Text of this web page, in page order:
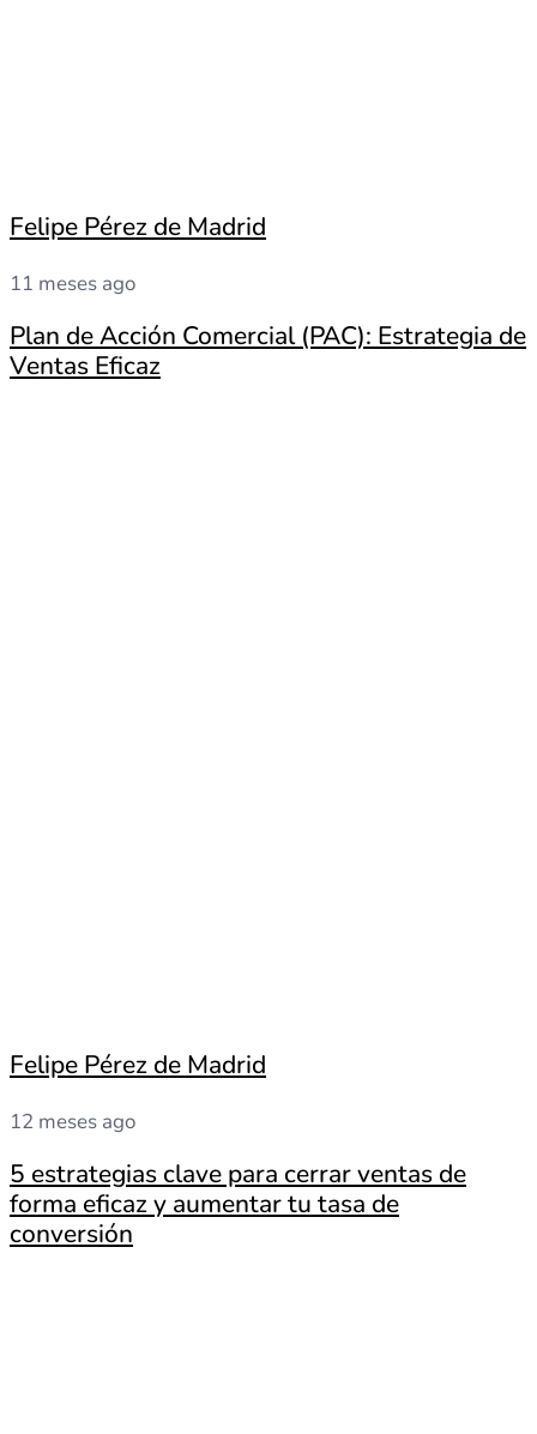
Felipe Pérez de Madrid
11 meses ago
Plan de Acción Comercial (PAC): Estrategia de
Ventas Eficaz
Felipe Pérez de Madrid
12 meses ago
5 estrategias clave para cerrar ventas de
forma eficaz y aumentar tu tasa de
conversión